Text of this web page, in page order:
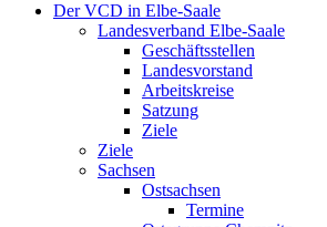
Der VCD in Elbe-Saale
Landesverband Elbe-Saale
Geschäftsstellen
Landesvorstand
Arbeitskreise
Satzung
Ziele
Ziele
Sachsen
Ostsachsen
Termine